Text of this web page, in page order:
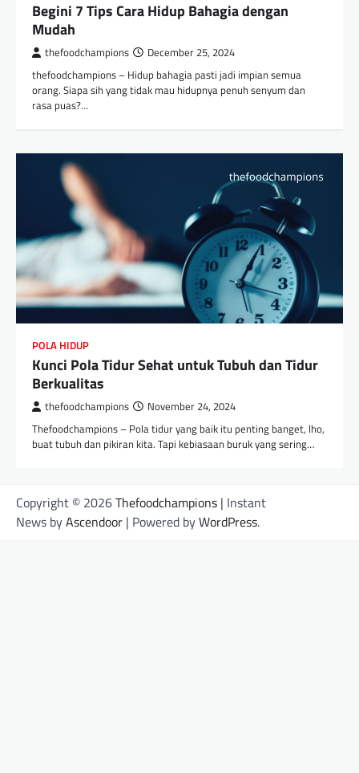
Begini 7 Tips Cara Hidup Bahagia dengan
Mudah
thefoodchampions December 25, 2024
thefoodchampions – Hidup bahagia pasti jadi impian semua
orang. Siapa sih yang tidak mau hidupnya penuh senyum dan
rasa puas?…
POLA HIDUP
Kunci Pola Tidur Sehat untuk Tubuh dan Tidur
Berkualitas
thefoodchampions November 24, 2024
Thefoodchampions – Pola tidur yang baik itu penting banget, lho,
buat tubuh dan pikiran kita. Tapi kebiasaan buruk yang sering…
Copyright © 2026Thefoodchampions | Instant
News byAscendoor | Powered byWordPress.